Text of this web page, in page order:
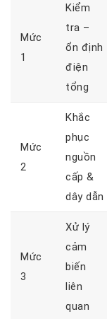
Mức
1
Kiểm
tra –
ổn định
điện
tổng
Mức
2
Khắc
phục
nguồn
cấp &
dây dẫn
Mức
3
Xử lý
cảm
biến
liên
quan